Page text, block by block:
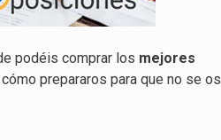
podéis comprar los mejores
prepararos para que no se os